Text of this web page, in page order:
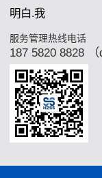
明白.我
服务管理热线电话
187 5820 8828 （